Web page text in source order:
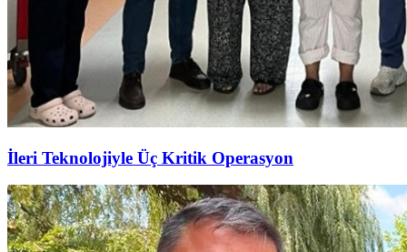
İleri Teknolojiyle Üç Kritik Operasyon